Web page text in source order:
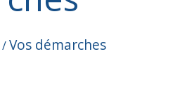
/Vos démarches